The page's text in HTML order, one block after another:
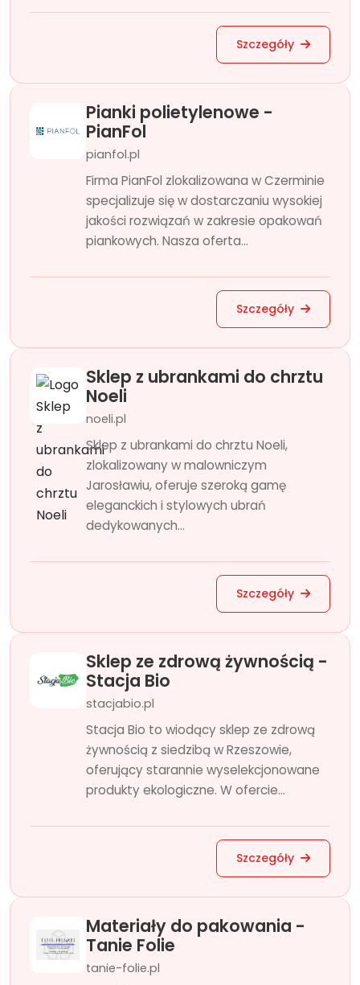
Szczegóły
Pianki polietylenowe -
PianFol
pianfol.pl
Firma PianFol zlokalizowana w Czerminie
specjalizuje się w dostarczaniu wysokiej
jakości rozwiązań w zakresie opakowań
piankowych. Nasza oferta...
Szczegóły
Sklep z ubrankami do chrztu
Noeli
noeli.pl
Sklep z ubrankami do chrztu Noeli,
zlokalizowany w malowniczym
Jarosławiu, oferuje szeroką gamę
eleganckich i stylowych ubrań
dedykowanych...
Szczegóły
Sklep ze zdrową żywnością -
Stacja Bio
stacjabio.pl
Stacja Bio to wiodący sklep ze zdrową
żywnością z siedzibą w Rzeszowie,
oferujący starannie wyselekcjonowane
produkty ekologiczne. W ofercie...
Szczegóły
Materiały do pakowania -
Tanie Folie
tanie-folie.pl